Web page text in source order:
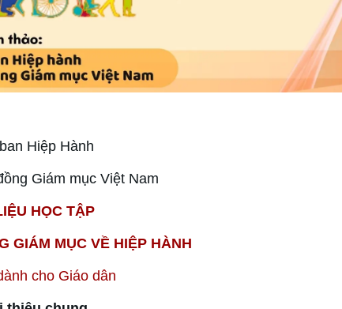
Hiệp Hành
Giám mục Việt Nam
HỌC TẬP
GIÁM MỤC VỀ HIỆP HÀNH
cho Giáo dân